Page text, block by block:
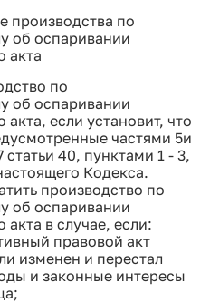
производства по
об оспаривании
акта
по
об оспаривании
если установит, что
частями 5и
статьи 40, пунктами 1 - 3,
Кодекса.
производство по
об оспаривании
в случае, если:
правовой акт
изменен и перестал
и законные интересы